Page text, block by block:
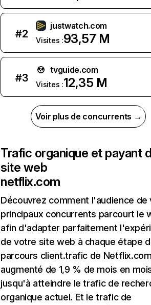
#2
justwatch.com
Visites :93,57 M
#3
tvguide.com
Visites :12,35 M
Voir plus de concurrents →
Trafic organique et payant
site web
netflix.com
Découvrez comment l'audience de
principaux concurrents parcourt le
afin d'adapter parfaitement
de votre site web à chaque étape
parcours client.trafic de
augmenté de 1,9 % de mois en
jusqu'à atteindre le trafic de
organique actuel. Et le trafic de